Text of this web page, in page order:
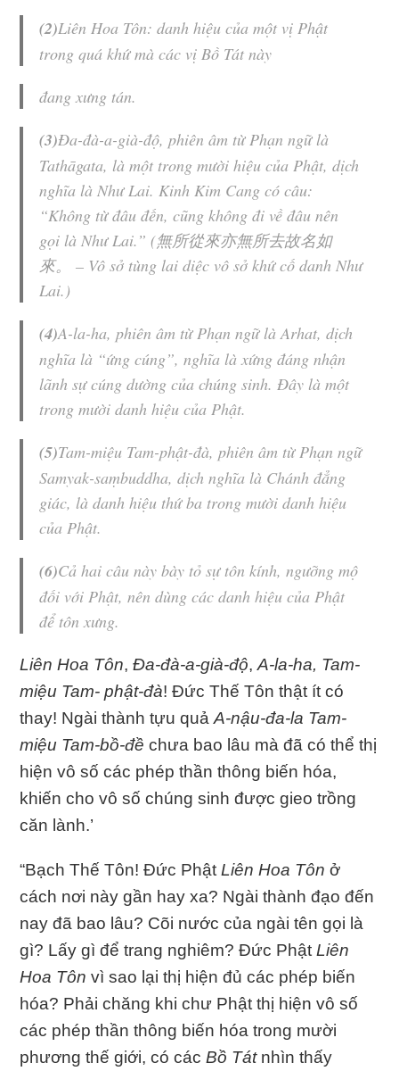
(2)Liên Hoa Tôn: danh hiệu của một vị Phật
trong quá khứ mà các vị Bồ Tátnày
đang xưng tán.
(3)Đa-đà-a-già-độ, phiên âm từ Phạn ngữ là
Tathāgata, là một trong mười hiệu của Phật, dịch
nghĩa là Như Lai. Kinh Kim Cang có câu:
“Không từ đâu đến, cũng không đi về đâu nên
gọi là Như Lai.” (無所從來亦無所去故名如
來。 – Vô sở tùng lai diệc vô sở khứ cố danh Như
Lai.)
(4)A-la-ha, phiên âm từ Phạn ngữ là Arhat, dịch
nghĩa là “ứng cúng”, nghĩa là xứng đáng nhận
lãnh sự cúng dường của chúng sinh. Đây là một
trong mười danh hiệu của Phật.
(5)Tam-miệu Tam-phật-đà, phiên âm từ Phạn ngữ
Samyak-saṃbuddha, dịch nghĩa là Chánh đẳng
giác, là danh hiệu thứ ba trong mười danh hiệu
của Phật.
(6)Cả hai câu này bày tỏ sự tôn kính, ngưỡng mộ
đối với Phật, nên dùng các danh hiệu của Phật
để tôn xưng.
Liên Hoa Tôn,Đa-đà-a-già-độ,A-la-ha, Tam-
miệu Tam- phật-đà! Đức Thế Tôn thật ít có
thay! Ngài thành tựu quảA-nậu-đa-la Tam-
miệu Tam-bồ-đềchưa bao lâu mà đã có thể thị
hiện vô số các phép thần thông biến hóa,
khiến cho vô số chúng sinh được gieo trồng
căn lành.’
“Bạch Thế Tôn! Đức PhậtLiên Hoa Tônở
cách nơi này gần hay xa? Ngài thành đạo đến
nay đã bao lâu? Cõi nước của ngài tên gọi là
gì? Lấy gì để trang nghiêm? Đức PhậtLiên
Hoa Tônvì sao lại thị hiện đủ các phép biến
hóa? Phải chăng khi chư Phật thị hiện vô số
các phép thần thông biến hóa trong mười
phương thế giới, có cácBồ Tát nhìn thấy